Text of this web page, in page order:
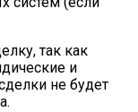
так как
и
не будет